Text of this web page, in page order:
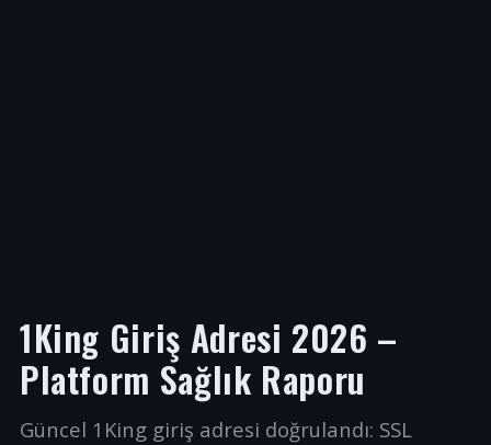
1King Giriş Adresi 2026 –
Platform Sağlık Raporu
Güncel 1King giriş adresi doğrulandı: SSL